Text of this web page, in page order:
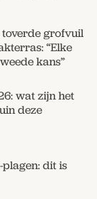
grofvuil
“Elke
kans”
wat zijn het
deze
plagen: dit is